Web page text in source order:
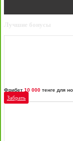
Лучшие бонусы
Фрибет 10 000 тенге для
Забрать